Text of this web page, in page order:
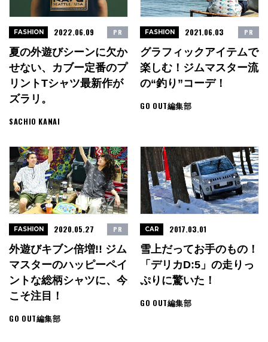
夏の外遊びシーンに欠か
せない、カブー定番のプ
リントTシャツ最新作が
ズラリ。
SACHIO KANAI
FASHION 2022.06.09 PR
グラフィックアイテムで
楽しむ！ジムマスター流
の“釣り”コーデ！
GO OUT編集部
FASHION 2021.06.03 PR
外遊びキブン倍増!! ジム
マスターのハッピーペイ
ントな総柄シャツに、今
こそ注目！
GO OUT編集部
FASHION 2020.05.27 PR
雪上だってお手のもの！
「デリカD:5」の走りっ
ぷりに驚いた！
GO OUT編集部
CAR 2017.03.01